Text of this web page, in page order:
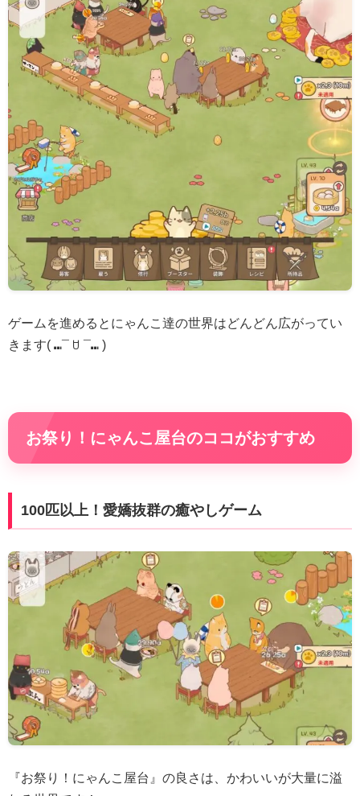
ゲームを進めるとにゃんこ達の世界はどんどん広がってい
きます( ⑉¯ ꇴ ¯⑉ )
お祭り！にゃんこ屋台のココがおすすめ
100匹以上！愛嬌抜群の癒やしゲーム
『お祭り！にゃんこ屋台』の良さは、かわいいが大量に溢